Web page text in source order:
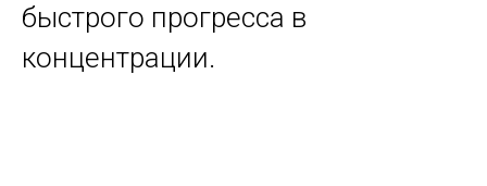
быстрого прогресса в
концентрации.